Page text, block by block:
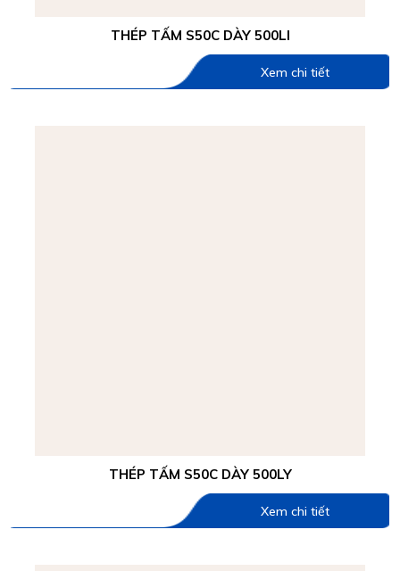
THÉP TẤM S50C DÀY 500LI
Xem chi tiết
THÉP TẤM S50C DÀY 500LY
Xem chi tiết